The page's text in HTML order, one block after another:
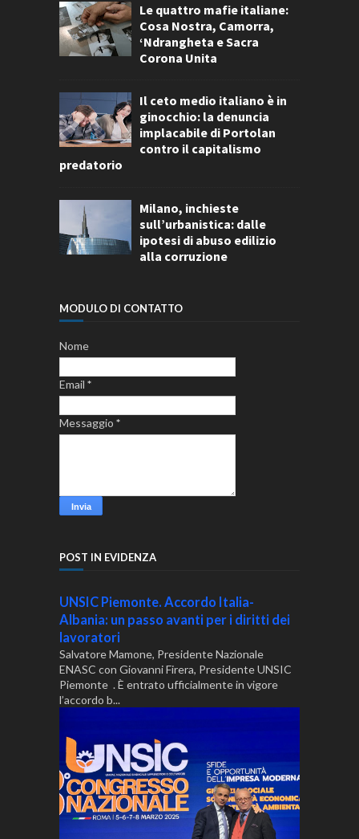
Le quattro mafie italiane:
Cosa Nostra, Camorra,
‘Ndrangheta e Sacra
Corona Unita
Il ceto medio italiano è in
ginocchio: la denuncia
implacabile di Portolan
contro il capitalismo
predatorio
Milano, inchieste
sull’urbanistica: dalle
ipotesi di abuso edilizio
alla corruzione
MODULO DI CONTATTO
Nome
Email *
Messaggio *
POST IN EVIDENZA
UNSIC Piemonte. Accordo Italia-
Albania: un passo avanti per i diritti dei
lavoratori
Salvatore Mamone, Presidente Nazionale
ENASC con Giovanni Firera, Presidente UNSIC
Piemonte . È entrato ufficialmente in vigore
l’accordo b...